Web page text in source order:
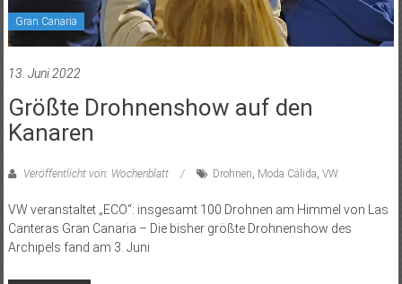
Gran Canaria
13. Juni 2022
Größte Drohnenshow auf den
Kanaren
Veröffentlicht von: Wochenblatt Drohnen, Moda Cálida, VW
VW veranstaltet „ECO“: insgesamt 100 Drohnen am Himmel von Las
Canteras Gran Canaria – Die bisher größte Drohnenshow des
Archipels fand am 3. Juni